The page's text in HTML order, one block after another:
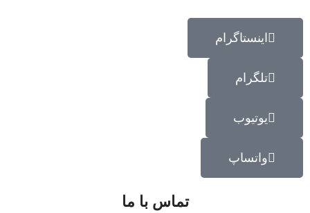
اینستاگرام
تلگرام
یوتیوب
واتساپ
تماس با ما